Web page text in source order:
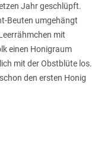
Jahr geschlüpft.
Beuten umgehängt
mit
einen Honigraum
mit der Obstblüte los.
den ersten Honig